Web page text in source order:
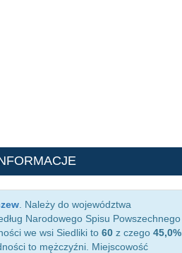
. Należy do województwa
Narodowego Spisu Powszechnego
we wsi Siedliki to 60 z czego 45,0%
to mężczyźni. Miejscowość